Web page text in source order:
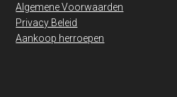
Algemene Voorwaarden
Privacy Beleid
Aankoop herroepen